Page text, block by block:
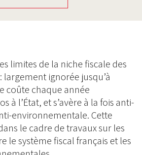
limites de la niche fiscale des
largement ignorée jusqu’à
coûte chaque année
à l’État, et s’avère à la fois anti-
environnementale. Cette
le cadre de travaux sur les
le système fiscal français et les